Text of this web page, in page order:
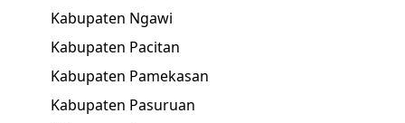
Kabupaten Ngawi
Kabupaten Pacitan
Kabupaten Pamekasan
Kabupaten Pasuruan